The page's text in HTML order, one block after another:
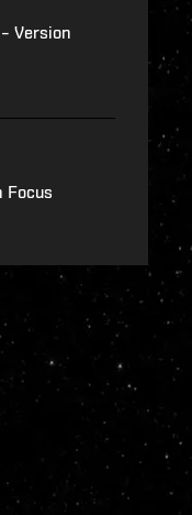
Version
Focus